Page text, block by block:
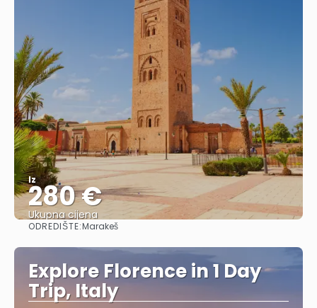
Iz
280 €
Ukupna cijena
ODREDIŠTE:Marakeš
Explore Florence in 1 Day
Trip, Italy